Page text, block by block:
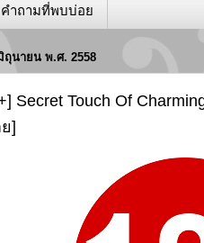
คำถามที่พบบ่อย
นายน พ.ศ. 2558
Secret Touch Of
]